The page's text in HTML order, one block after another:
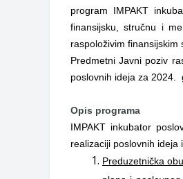
program IMPAKT
finansijsku, stručnu i
raspoloživim finansijskim
Predmetni Javni poziv
poslovnih ideja za 2024.
Opis programa
IMPAKT inkubator
realizaciji poslovnih ideja
Preduzetnička